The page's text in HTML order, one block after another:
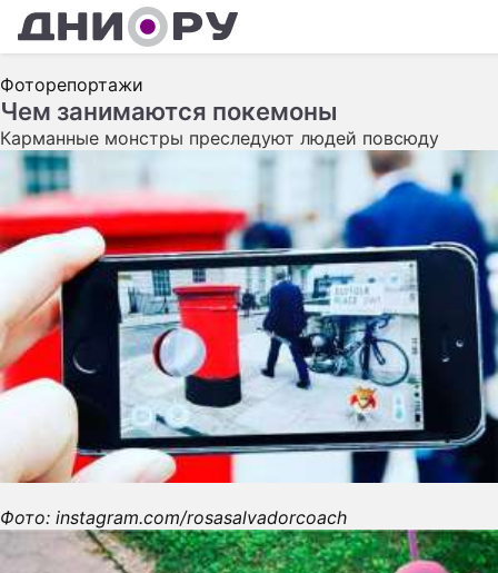
ШОУ-БИЗНЕС
КИНО
НЕДВИЖИМОСТЬ
ЗДОРОВЬЕ
ЭКОНОМИКА
ПРОИСШЕСТВИЯ
СОННИК
СТИЛЬ ЖИЗНИ
СЕРИАЛЫ
ПРЕСС-РЕЛИЗЫ
Фоторепортажи
Чем занимаются покемоны
Карманные монстры преследуют людей повсюду
Фото: instagram.com/rosasalvadorcoach